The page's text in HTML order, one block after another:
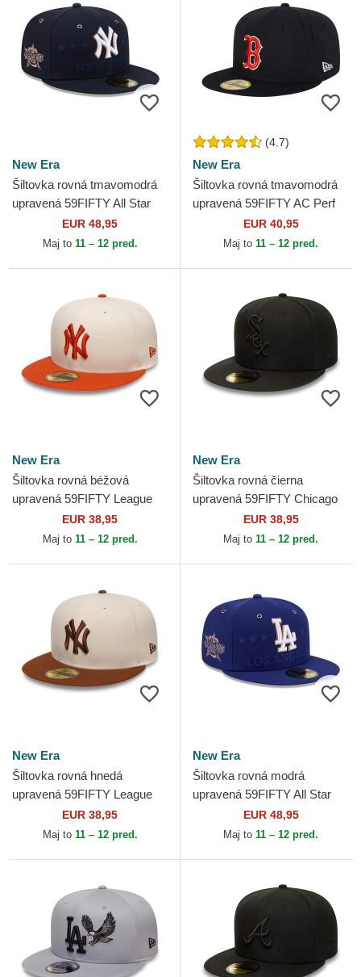
New Era
Šiltovka rovná tmavomodrá
upravená 59FIFTY All Star
Game New York Yankees
MLB New Era
EUR 48,95
Maj to 11 – 12 pred.
(4.7)
New Era
Šiltovka rovná tmavomodrá
upravená 59FIFTY AC Perf
Boston Red Sox MLB New
EUR 40,95
Maj to 11 – 12 pred.
New Era
Šiltovka rovná béžová
upravená 59FIFTY League
Essential New York Yankees
MLB New Era
EUR 38,95
Maj to 11 – 12 pred.
New Era
Šiltovka rovná čierna
upravená 59FIFTY Chicago
White Sox MLB New Era
EUR 38,95
Maj to 11 – 12 pred.
New Era
Šiltovka rovná hnedá
upravená 59FIFTY League
Essential New York Yankees
MLB New Era
EUR 38,95
Maj to 11 – 12 pred.
New Era
Šiltovka rovná modrá
upravená 59FIFTY All Star
Game Los Angeles Dodgers
MLB New Era
EUR 48,95
Maj to 11 – 12 pred.